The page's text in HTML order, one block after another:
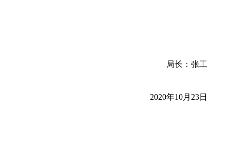
局长：张工
2020年10月23日